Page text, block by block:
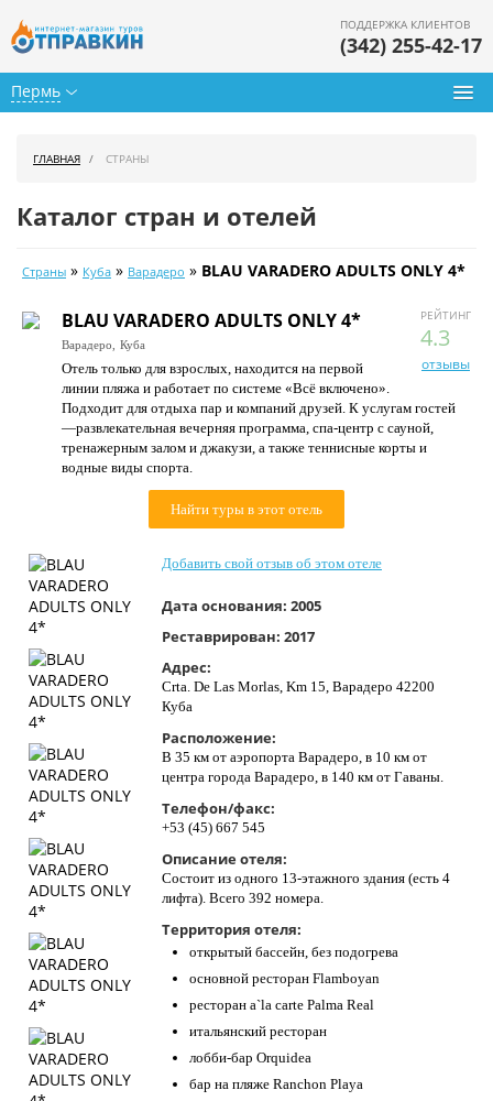
Пермь
ПОДДЕРЖКА КЛИЕНТОВ
(342) 255-42-17
Календарь туров
Цены дня
Страны
Как купить
О нас
ГЛАВНАЯ СТРАНЫ
Каталог стран и отелей
Страны » Куба » Варадеро » BLAU VARADERO ADULTS ONLY 4*
РЕЙТИНГ
4.3
отзывы
BLAU VARADERO ADULTS ONLY 4*
Варадеро, Куба
Отель только для взрослых, находится на первой
линии пляжа и работает по системе «Всё включено».
Подходит для отдыха пар и компаний друзей. К услугам гостей
—развлекательная вечерняя программа, спа-центр с сауной,
тренажерным залом и джакузи, а также теннисные корты и
водные виды спорта.
Найти туры в этот отель
Добавить свой отзыв об этом отеле
Дата основания: 2005
Реставрирован: 2017
Адрес:
Crta. De Las Morlas, Km 15, Варадеро 42200
Куба
Расположение:
В 35 км от аэропорта Варадеро, в 10 км от
центра города Варадеро, в 140 км от Гаваны.
Телефон/факс:
+53 (45) 667 545
Описание отеля:
Состоит из одного 13-этажного здания (есть 4
лифта). Всего 392 номера.
Территория отеля:
открытый бассейн, без подогрева
основной ресторан Flamboyan
ресторан a`la carte Palma Real
итальянский ресторан
лобби-бар Orquidea
бар на пляже Ranchon Playa